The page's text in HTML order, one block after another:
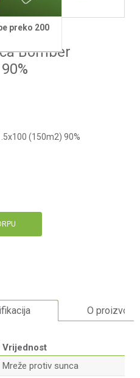
preko 200
Bomber
(150m2) 90%
O proizvodu
Vrijednost
Mreže protiv sunca